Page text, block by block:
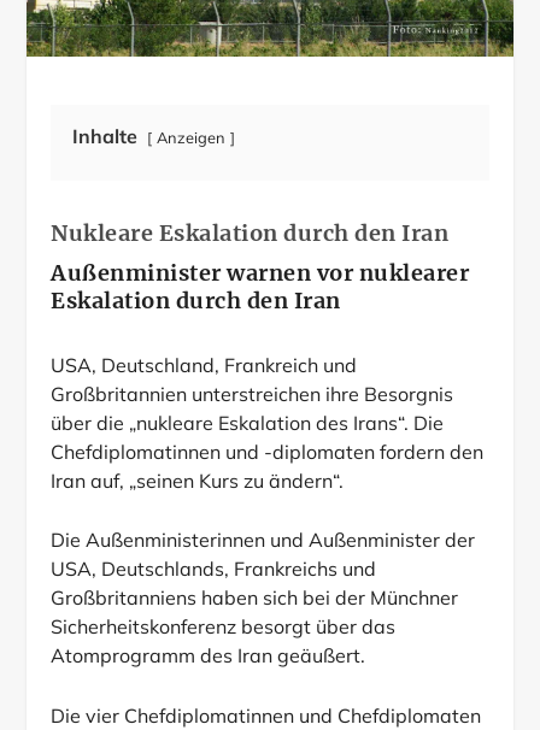
Inhalte Anzeigen
Nukleare Eskalation durch den Iran
Außenminister warnen vor nuklearer
Eskalation durch den Iran
USA, Deutschland, Frankreich und
Großbritannien unterstreichen ihre Besorgnis
über die „nukleare Eskalation des Irans“. Die
Chefdiplomatinnen und -diplomaten fordern den
Iran auf, „seinen Kurs zu ändern“.
Die Außenministerinnen und Außenminister der
USA, Deutschlands, Frankreichs und
Großbritanniens haben sich bei der Münchner
Sicherheitskonferenz besorgt über das
Atomprogramm des Iran geäußert.
Die vier Chefdiplomatinnen und Chefdiplomaten